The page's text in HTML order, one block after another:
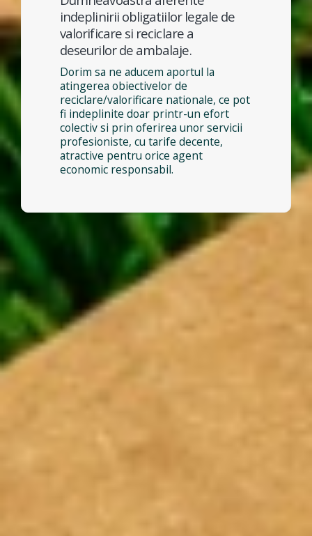
indeplinirii obligatiilor legale de
valorificare si reciclare a
deseurilor de ambalaje.
Dorim sa ne aducem aportul la
atingerea obiectivelor de
reciclare/valorificare nationale, ce pot
fi indeplinite doar printr-un efort
colectiv si prin oferirea unor servicii
profesioniste, cu tarife decente,
atractive pentru orice agent
economic responsabil.